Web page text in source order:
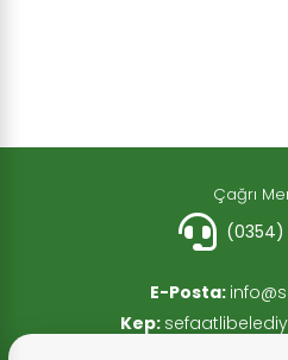
Çağrı
(0354)
E-Posta:
Kep: